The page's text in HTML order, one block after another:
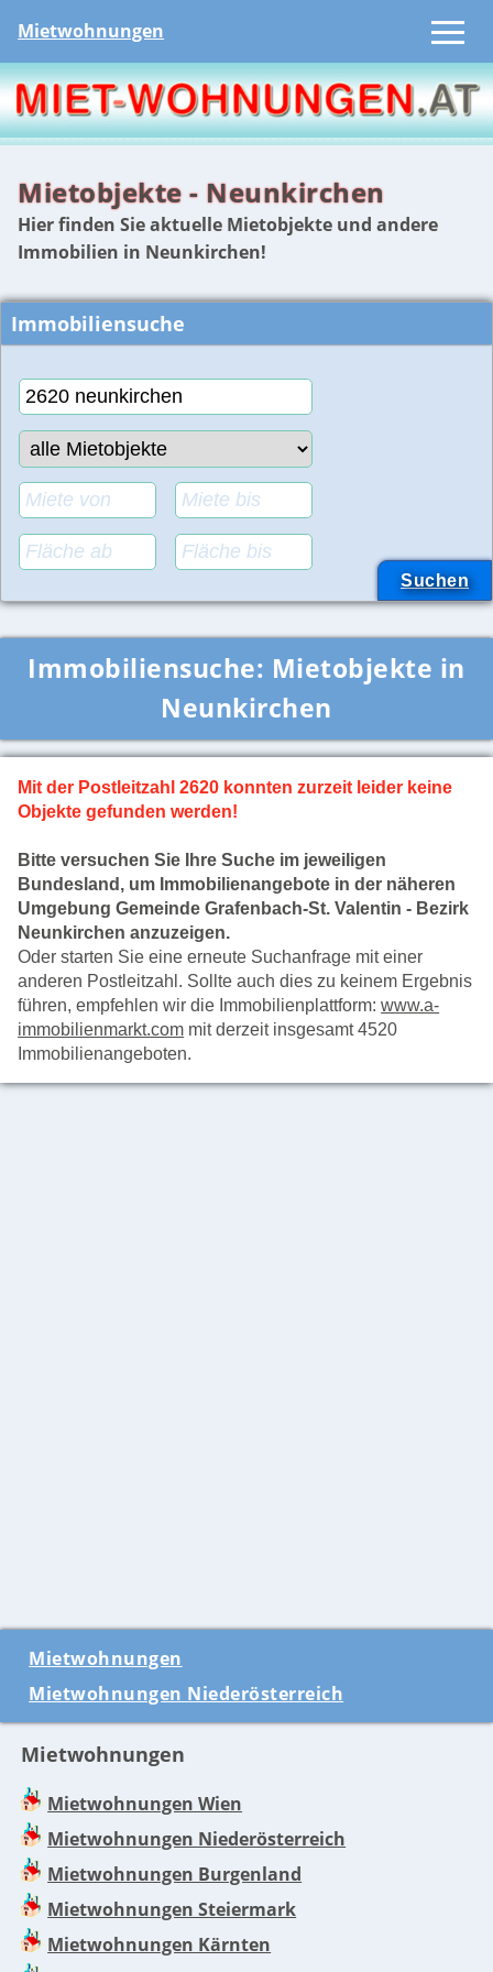
Mietwohnungen
Mietobjekte - Neunkirchen
Hier finden Sie aktuelle Mietobjekte und andere
Immobilien in Neunkirchen!
Immobiliensuche
Immobiliensuche: Mietobjekte in
Neunkirchen
Mit der Postleitzahl 2620 konnten zurzeit leider keine
Objekte gefunden werden!
Bitte versuchen Sie Ihre Suche im jeweiligen
Bundesland, um Immobilienangebote in der näheren
Umgebung Gemeinde Grafenbach-St. Valentin - Bezirk
Neunkirchen anzuzeigen.
Oder starten Sie eine erneute Suchanfrage mit einer
anderen Postleitzahl. Sollte auch dies zu keinem Ergebnis
führen, empfehlen wir die Immobilienplattform:www.a-
immobilienmarkt.com mit derzeit insgesamt 4520
Immobilienangeboten.
Mietwohnungen
Mietwohnungen Niederösterreich
Mietwohnungen
Mietwohnungen Wien
Mietwohnungen Niederösterreich
Mietwohnungen Burgenland
Mietwohnungen Steiermark
Mietwohnungen Kärnten